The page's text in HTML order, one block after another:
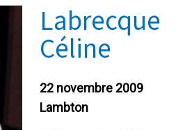
Labrecque
Céline
22 novembre 2009
Lambton